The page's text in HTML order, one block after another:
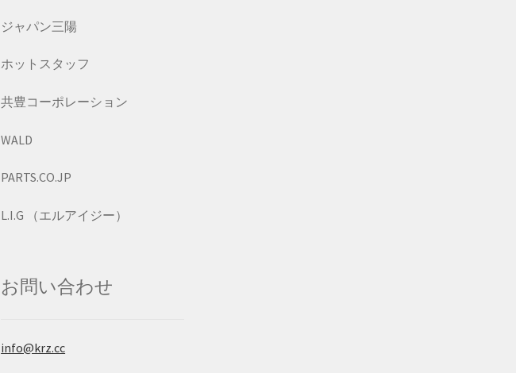
ジャパン三陽
ホットスタッフ
共豊コーポレーション
WALD
PARTS.CO.JP
L.I.G （エルアイジー）
お問い合わせ
info@krz.cc